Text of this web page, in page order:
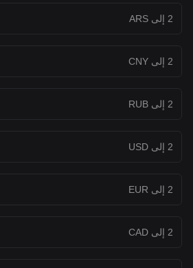
2 إلى ARS
2 إلى CNY
2 إلى RUB
2 إلى USD
2 إلى EUR
2 إلى CAD